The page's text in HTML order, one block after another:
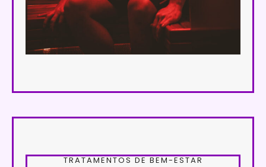
TRATAMENTOS DE BEM-ESTAR